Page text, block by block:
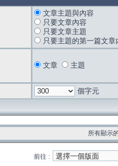
文章主題與內容
只要文章內容
只要文章主題
只要主題的第一篇文章
文章 主題
個字元
所有顯示
前往 :